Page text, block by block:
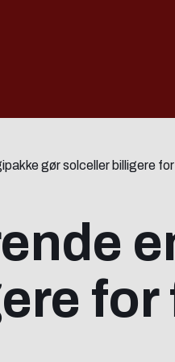
gør solceller billigere
for